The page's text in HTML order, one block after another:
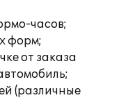
часов;
форм;
от заказа
(различные